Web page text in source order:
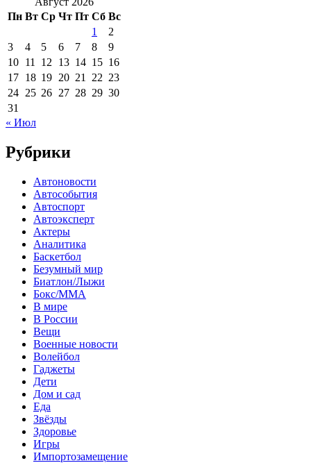
Пн Вт Ср Чт Пт Сб Вс
1
2
3
4 5 6 7 8
9
10 11 12 13 14 15 16
17 18 19 20 21 22 23
24 25 26 27 28 29 30
31
« Июл
Рубрики
Автоновости
Автособытия
Автоспорт
Автоэксперт
Актеры
Аналитика
Баскетбол
Безумный мир
Биатлон/Лыжи
Бокс/MMA
В мире
В России
Вещи
Военные новости
Волейбол
Гаджеты
Дети
Дом и сад
Еда
Звёзды
Здоровье
Игры
Импортозамещение